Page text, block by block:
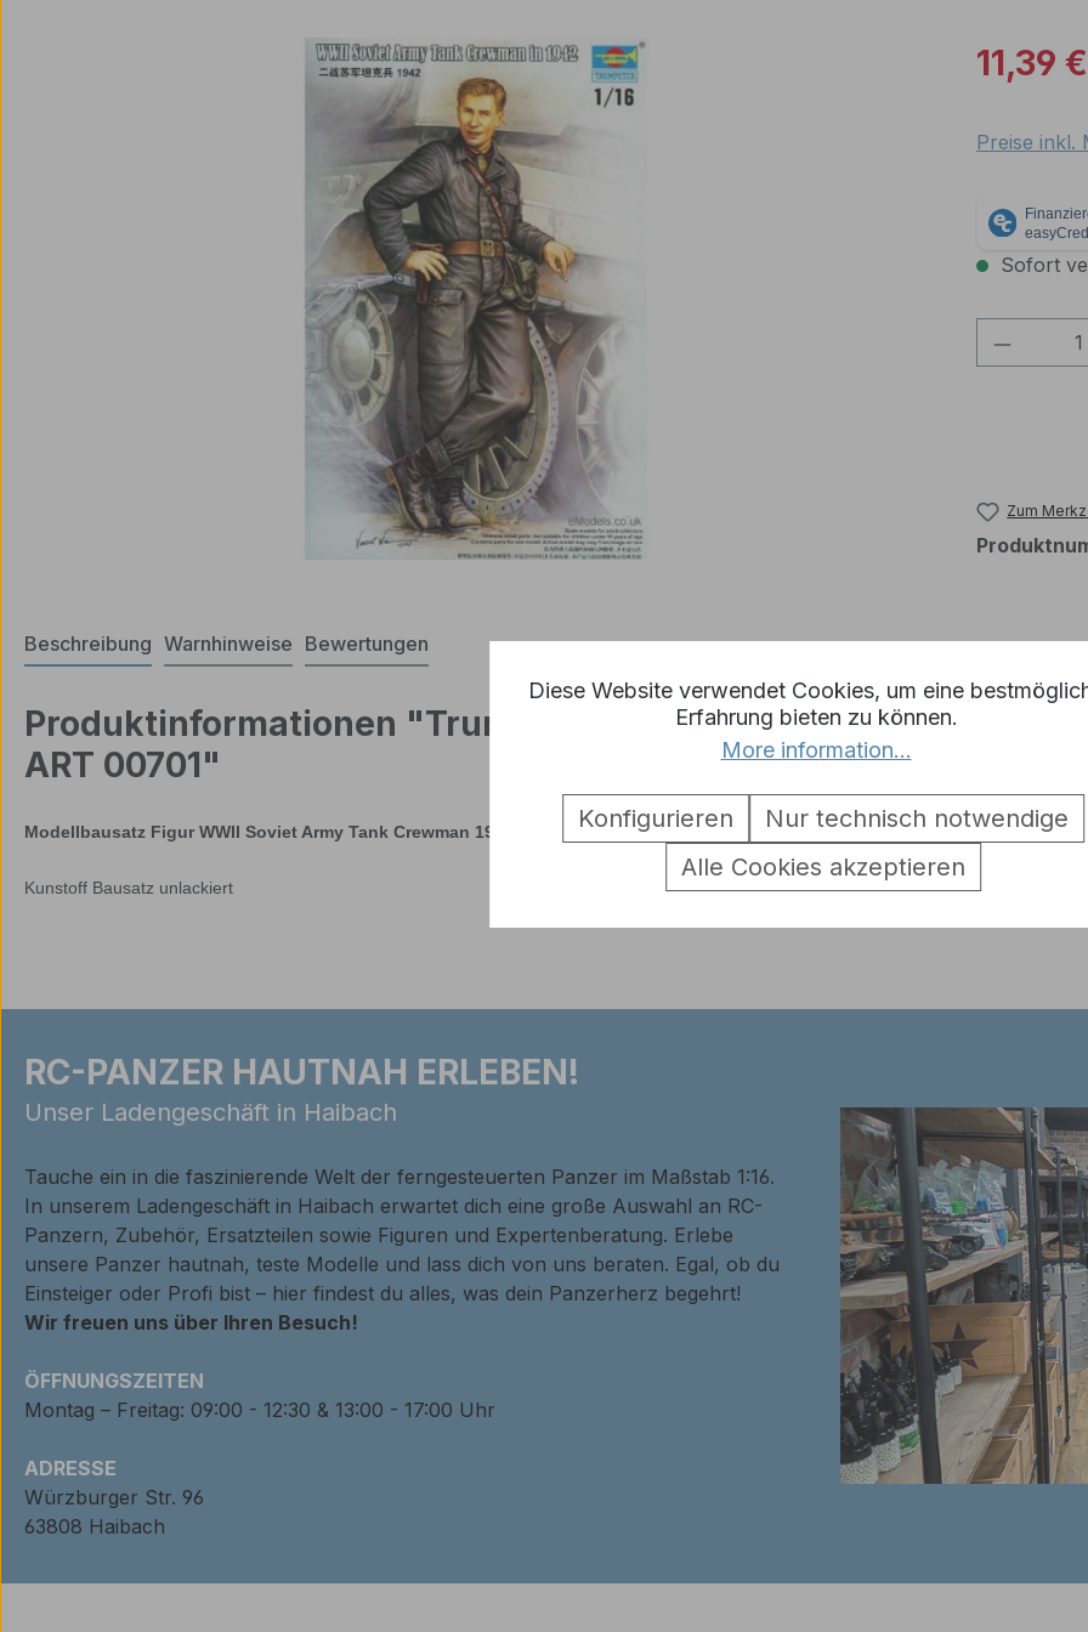
11,39 €
Preise inkl.
Sofort
Zum
Beschreibung Warnhinweise Bewertungen
Produktinformationen "Trumpeter Figur Bausatz KIT WWII
ART 00701"
Modellbausatz Figur WWII Soviet Army Tank Crewman 1942 Trumpeter 00701
Kunstoff Bausatz unlackiert
RC-PANZER HAUTNAH ERLEBEN!
Unser Ladengeschäft in Haibach
Tauche ein in die faszinierende Welt der ferngesteuerten Panzer im Maßstab 1:16.
In unserem Ladengeschäft in Haibach erwartet dich eine große Auswahl an RC-
Panzern, Zubehör, Ersatzteilen sowie Figuren und Expertenberatung. Erlebe
unsere Panzer hautnah, teste Modelle und lass dich von uns beraten. Egal, ob du
Einsteiger oder Profi bist – hier findest du alles, was dein Panzerherz begehrt!
Wir freuen uns über Ihren Besuch!
ÖFFNUNGSZEITEN
Montag – Freitag: 09:00 - 12:30 & 13:00 - 17:00 Uhr
ADRESSE
Würzburger Str. 96
63808 Haibach
Diese Website verwendet Cookies, um eine
Erfahrung bieten zu können.
More information...
Nur technisch notwendige
Konfigurieren
Alle Cookies akzeptieren